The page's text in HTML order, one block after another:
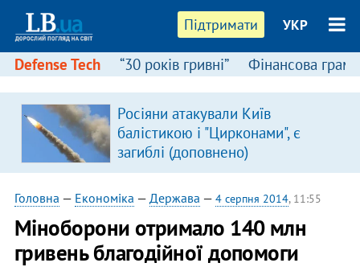
Підтримати УКР
Defense Tech “30 років гривні” Фінансова
Росіяни атакували Київ
балістикою і "Цирконами", є
загиблі (доповнено)
Головна — Економіка — Держава — 4 серпня 2014, 11:55
Міноборони отримало 140 млн
гривень благодійної допомоги